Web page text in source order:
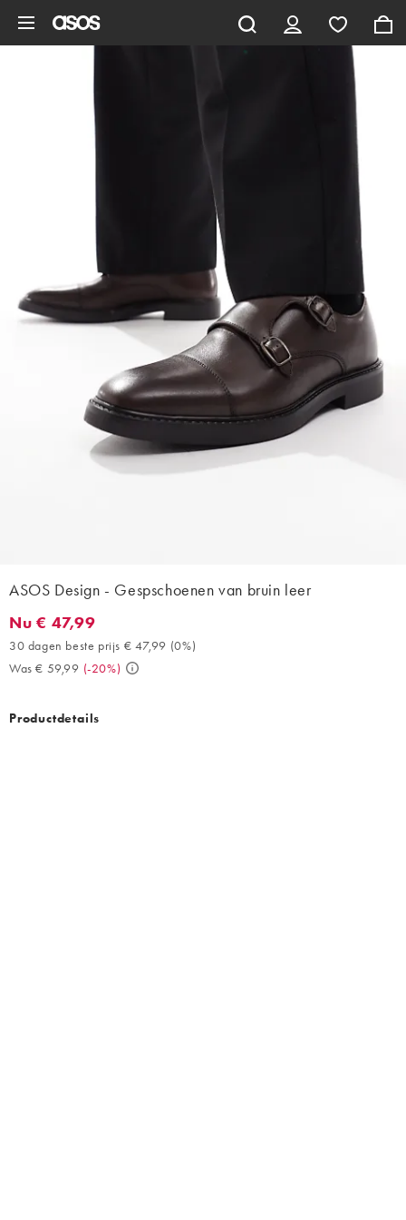
ASOS Design - Gespschoenen van bruin leer
Nu € 47,99. 30 dagen beste prijs € 47,99 (0%). Was € 59,99. (-
Nu € 47,99
30 dagen beste prijs € 47,99 (0%)
Was € 59,99 (-20%)
Productdetails